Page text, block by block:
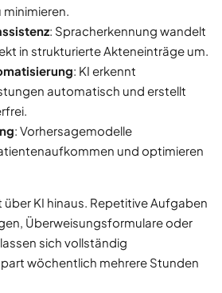
minimieren.
: Spracherkennung wandelt
in strukturierte Akteneinträge um.
: KI erkennt
automatisch und erstellt
: Vorhersagemodelle
und optimieren
KI hinaus. Repetitive Aufgaben
Überweisungsformulare oder
sich vollständig
wöchentlich mehrere Stunden